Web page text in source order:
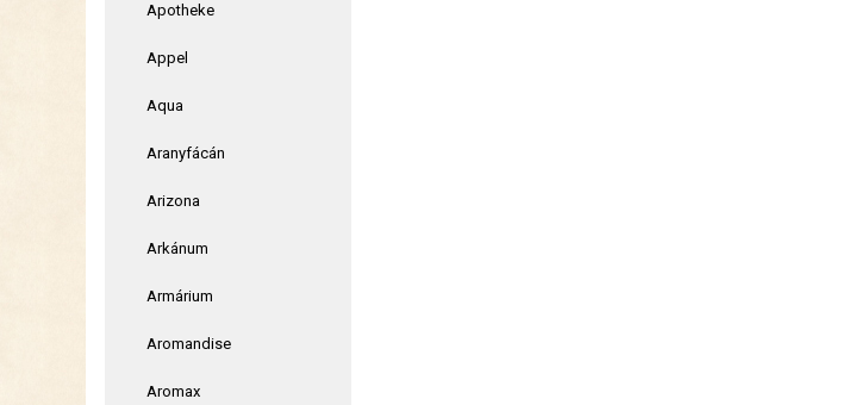
Apotheke
Appel
Aqua
Aranyfácán
Arizona
Arkánum
Armárium
Aromandise
Aromax